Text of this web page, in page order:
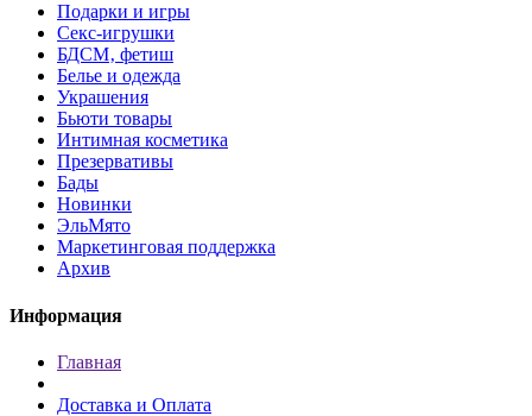
Подарки и игры
Секс-игрушки
БДСМ‚ фетиш
Белье и одежда
Украшения
Бьюти товары
Интимная косметика
Презервативы
Бады
Новинки
ЭльМято
Маркетинговая поддержка
Архив
Информация
Главная
Доставка и Оплата